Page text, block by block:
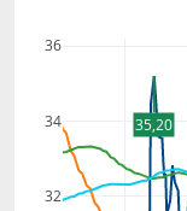
32
34
36
35,20